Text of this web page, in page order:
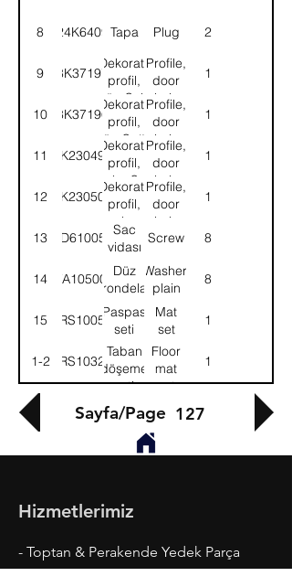
8 24K6409 Tapa Plug 2
9 8K37197
Dekoratif
profil,
ön-Sol
Profile,
door
hole
front-
LH
1
10 8K37196
Dekoratif
profil,
ön-Sağ
Profile,
door
hole
front-
RH
1
11 8K230499
Dekoratif
profil,
arka-Sol
Profile,
door
hole
rear-
LH
1
12 8K230500
Dekoratif
profil,
arka-
Sağ
Profile,
door
hole
rear-
1
13 AD610054
Sac
vidası
Screw 8
14 WA105004
Düz
rondela
Washer,
plain
8
1558RS100537
Paspas
seti
Mat
set
1
1-258RS103277
Taban
döşeme
seti
Floor
mat
set
1
Sayfa/Page 127
Hizmetlerimiz
- Toptan & Perakende Yedek Parça